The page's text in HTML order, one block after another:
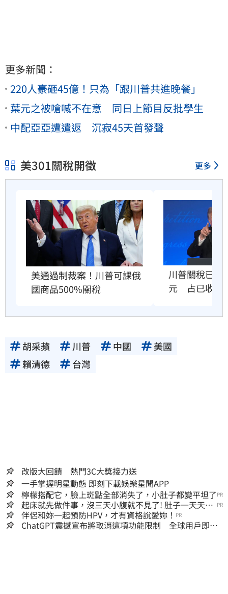
更多新聞：
220人豪砸45億！只為「跟川普共進晚餐」
葉元之被嗆喊不在意 同日上節目反批學生
中配亞亞遭遣返 沉寂45天首發聲
美301關稅開徵 更多
美通過制裁案！川普可課俄
國商品500%關稅
川普關稅已退
元　占已收稅
胡采蘋 川普 中國
美國
賴清德
台灣
改版大回饋 熱門3C大獎接力送
一手掌握明星動態 即刻下載娛樂星聞APP
檸檬搭配它，臉上斑點全部消失了，小肚子都變平坦了 PR
起床就先做件事，沒三天小腹就不見了! 肚子一天天變
小！
PR
伴侶和妳一起預防HPV，才有資格說愛妳！ PR
ChatGPT震撼宣布將取消這項功能限制 全球用戶即刻